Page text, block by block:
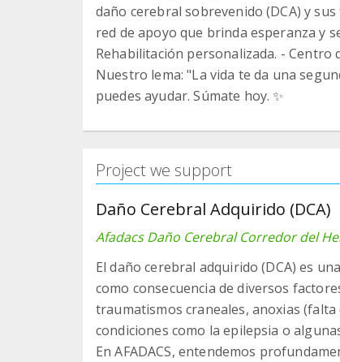
daño cerebral sobrevenido (DCA) y
red de apoyo que brinda esperanza y
Rehabilitación personalizada. - Centro
Nuestro lema: "La vida te da una
puedes ayudar. Súmate hoy. ✨
Project we support
Daño Cerebral Adquirido (DCA)
Afadacs Daño Cerebral Corredor del
El daño cerebral adquirido (DCA) es
como consecuencia de diversos
traumatismos craneales, anoxias
condiciones como la epilepsia o
En AFADACS, entendemos